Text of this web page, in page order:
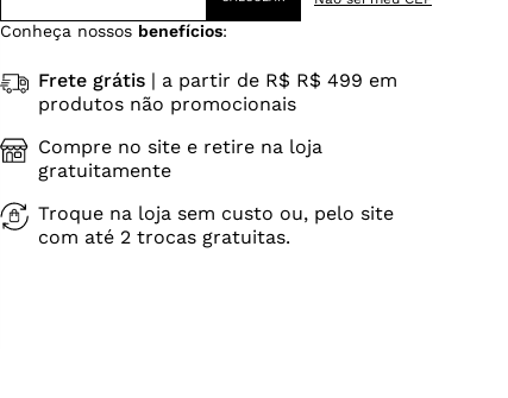
Conheça nossos benefícios:
Frete grátis| a partir de R$ R$ 499 em
produtos não promocionais
Compre no site e retire na loja
gratuitamente
Troque na loja sem custo ou, pelo site
com até 2 trocas gratuitas.